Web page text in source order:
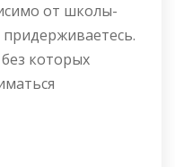
от школы-
которых